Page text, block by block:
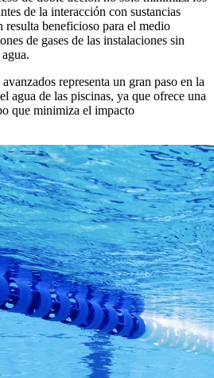
de la interacción con sustancias
resulta beneficioso para el medio
de gases de las instalaciones sin
representa un gran paso en la
agua de las piscinas, ya que ofrece una
que minimiza el impacto